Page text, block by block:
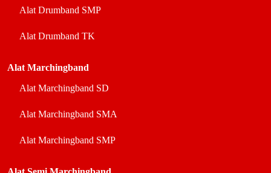
Alat Drumband SMP
Alat Drumband TK
Alat Marchingband
Alat Marchingband SD
Alat Marchingband SMA
Alat Marchingband SMP